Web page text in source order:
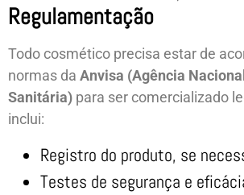
Regulamentação
Todo cosmético precisa estar de
normas da Anvisa (Agência
Sanitária) para ser comercializado
inclui:
Registro do produto, se
Testes de segurança e